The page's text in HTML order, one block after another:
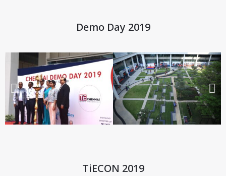
Demo Day 2019
TiECON 2019